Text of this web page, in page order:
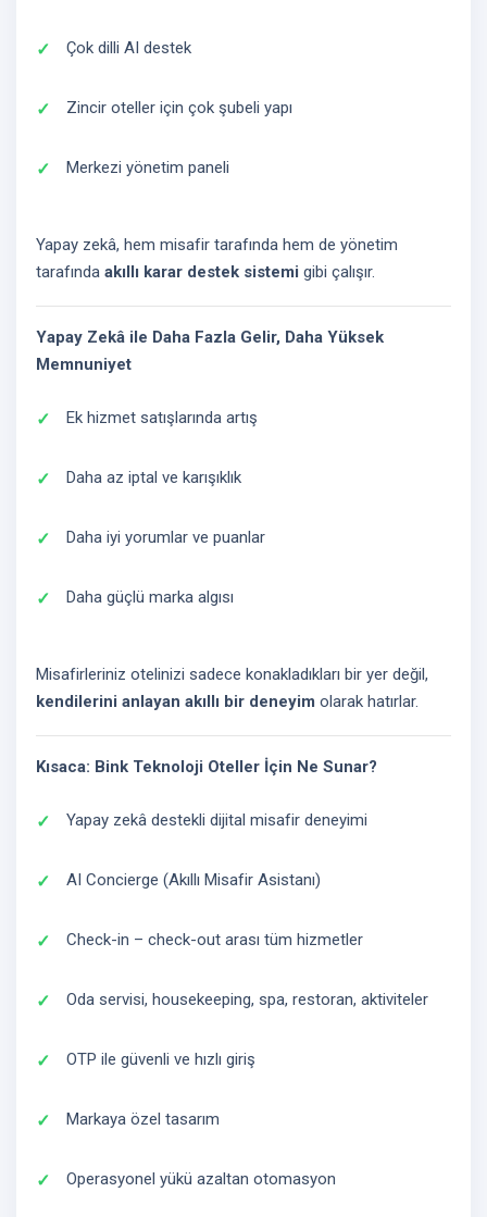
Çok dilli AI destek
Zincir oteller için çok şubeli yapı
Merkezi yönetim paneli
Yapay zekâ, hem misafir tarafında hem de yönetim
tarafında akıllı karar destek sistemi gibi çalışır.
Yapay Zekâ ile Daha Fazla Gelir, Daha Yüksek
Memnuniyet
Ek hizmet satışlarında artış
Daha az iptal ve karışıklık
Daha iyi yorumlar ve puanlar
Daha güçlü marka algısı
Misafirleriniz otelinizi sadece konakladıkları bir yer değil,
kendilerini anlayan akıllı bir deneyim olarak hatırlar.
Kısaca: Bink Teknoloji Oteller İçin Ne Sunar?
Yapay zekâ destekli dijital misafir deneyimi
AI Concierge (Akıllı Misafir Asistanı)
Check-in – check-out arası tüm hizmetler
Oda servisi, housekeeping, spa, restoran, aktiviteler
OTP ile güvenli ve hızlı giriş
Markaya özel tasarım
Operasyonel yükü azaltan otomasyon